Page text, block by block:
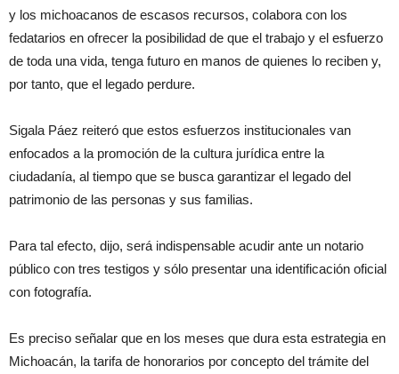
y los michoacanos de escasos recursos, colabora con los
fedatarios en ofrecer la posibilidad de que el trabajo y el esfuerzo
de toda una vida, tenga futuro en manos de quienes lo reciben y,
por tanto, que el legado perdure.
Sigala Páez reiteró que estos esfuerzos institucionales van
enfocados a la promoción de la cultura jurídica entre la
ciudadanía, al tiempo que se busca garantizar el legado del
patrimonio de las personas y sus familias.
Para tal efecto, dijo, será indispensable acudir ante un notario
público con tres testigos y sólo presentar una identificación oficial
con fotografía.
Es preciso señalar que en los meses que dura esta estrategia en
Michoacán, la tarifa de honorarios por concepto del trámite del